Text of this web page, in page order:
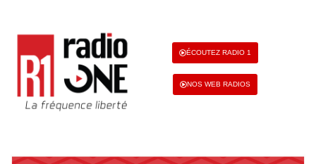
ÉCOUTEZ RADIO 1
NOS WEB RADIOS